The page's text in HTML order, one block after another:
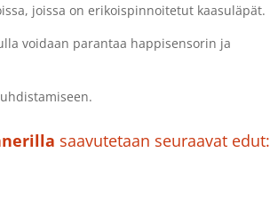
joissa on erikoispinnoitetut kaasuläpät.
voidaan parantaa happisensorin ja
saavutetaan seuraavat edut: